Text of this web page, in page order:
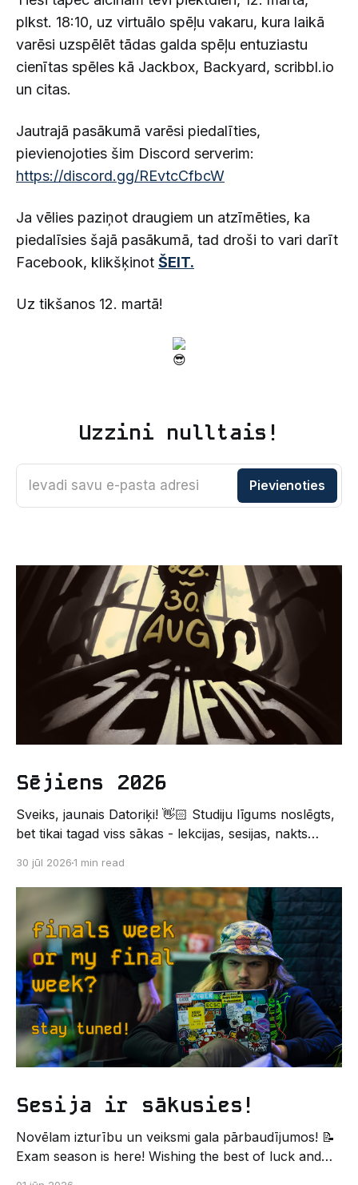
plkst. 18:10, uz virtuālo spēļu vakaru, kura laikā
varēsi uzspēlēt tādas galda spēļu entuziastu
cienītas spēles kā Jackbox, Backyard, scribbl.io
un citas.
Jautrajā pasākumā varēsi piedalīties,
pievienojoties šim Discord serverim:
https://discord.gg/REvtcCfbcW
Ja vēlies paziņot draugiem un atzīmēties, ka
piedalīsies šajā pasākumā, tad droši to vari darīt
Facebook, klikšķinot ŠEIT.
Uz tikšanos 12. martā!
Uzzini nulltais!
Ievadi savu e-pasta adresi Pievienoties
Sējiens 2026
Sveiks, jaunais Datoriķi! 👋🏻 Studiju līgums noslēgts,
bet tikai tagad viss sākas - lekcijas, sesijas, nakts
Un kas gan būtu labāks veids, kā iepazīt savu jauno
dzīvi LU EZTF datoriķu vidē, par došanos uz
leģendāro “Sējienu”? 🐱 Šī pirmsaristoteļa nometne
palīdzēs tev iegūt pirmos draugus, ieskatu studenta
30 jūl 20261 min read
Sesija ir sākusies!
Novēlam izturību un veiksmi gala pārbaudījumos! 📝
Exam season is here! Wishing the best of luck and